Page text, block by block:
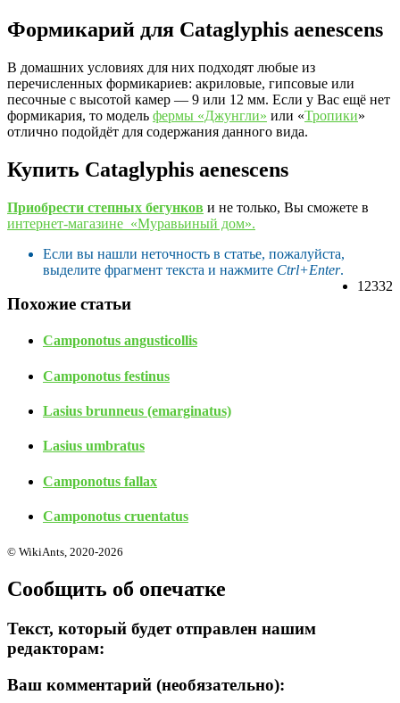
Формикарий для Cataglyphis aenescens
В домашних условиях для них подходят любые из
перечисленных формикариев: акриловые, гипсовые или
песочные с высотой камер — 9 или 12 мм. Если у Вас ещё нет
формикария, то модель фермы «Джунгли» или «Тропики»
отлично подойдёт для содержания данного вида.
Купить Cataglyphis aenescens
Приобрести степных бегунков и не только, Вы сможете в
интернет-магазине «Муравьиный дом».
Если вы нашли неточность в статье, пожалуйста,
выделите фрагмент текста и нажмите Ctrl+Enter.
12332
Похожие статьи
Camponotus angusticollis
Camponotus festinus
Lasius brunneus (emarginatus)
Lasius umbratus
Camponotus fallax
Camponotus cruentatus
© WikiAnts, 2020-2026
Сообщить об опечатке
Текст, который будет отправлен нашим
редакторам:
Ваш комментарий (необязательно):